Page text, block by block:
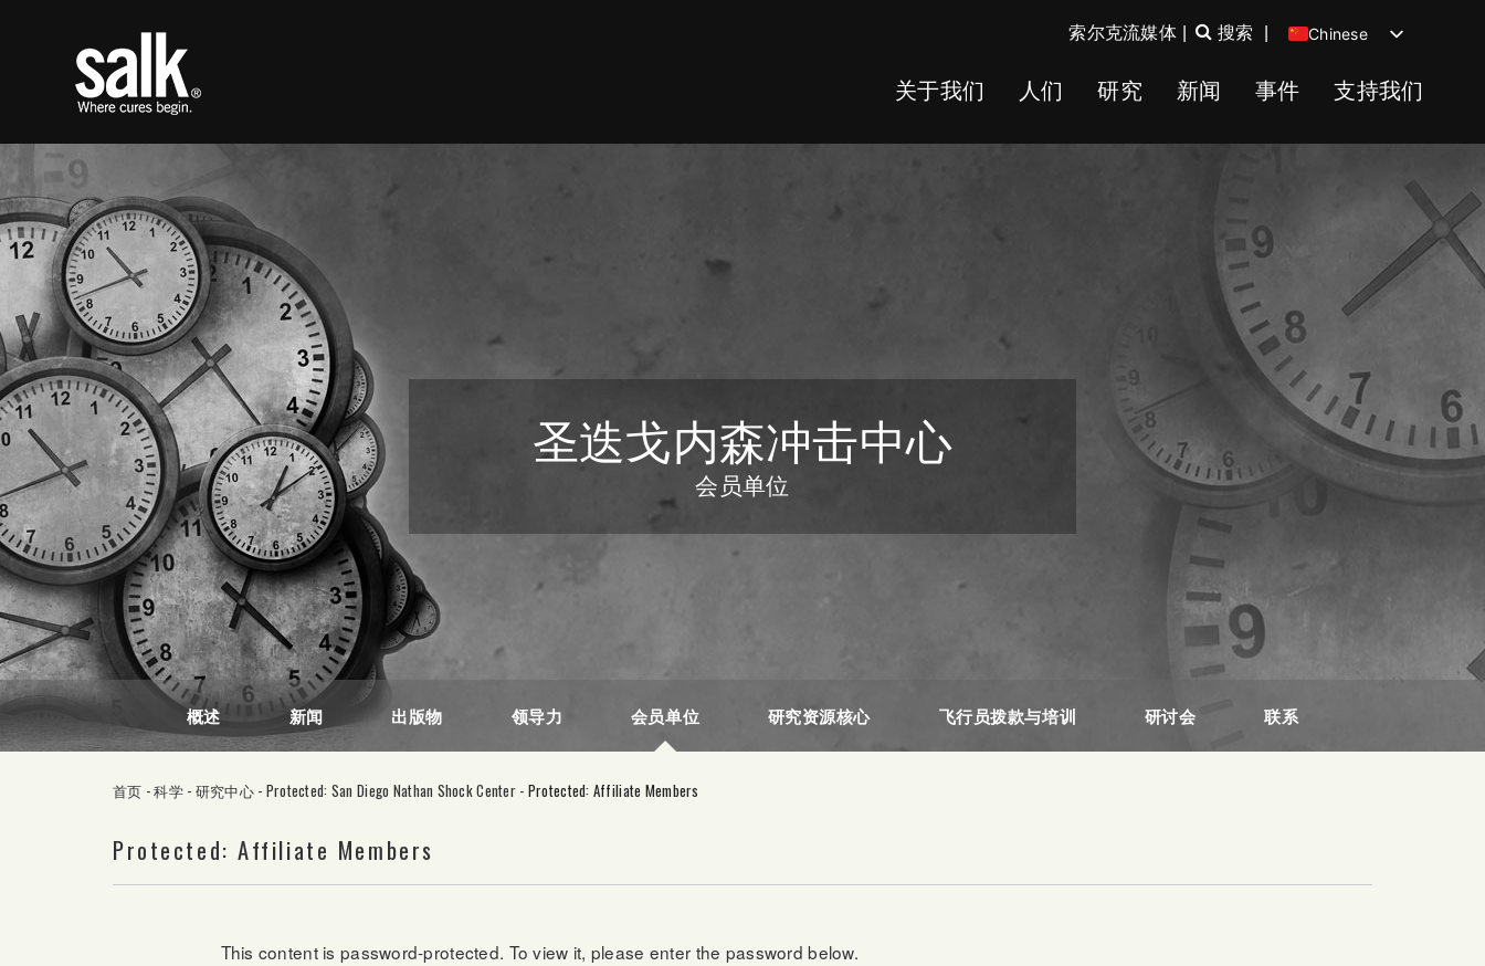
索尔克流媒体
Chinese
Spanish
German
搜索
关于我们 人们 研究 新闻 事件 支持我们
圣迭戈内森冲击中心
会员单位
概述 新闻 出版物 领导力 会员单位 研究资源核心 飞行员拨款与培训 研讨会 联系
首页 -科学- 研究中心- Protected: San Diego Nathan Shock Center- Protected: Affiliate Members
Protected: Affiliate Members
This content is password-protected. To view it, please enter the password below.